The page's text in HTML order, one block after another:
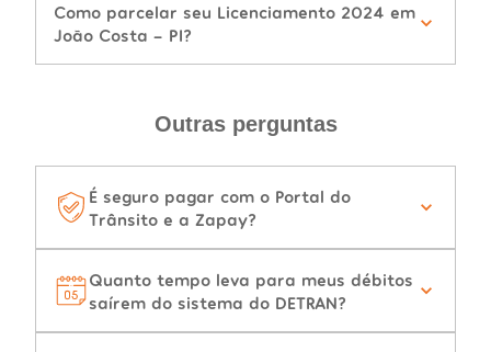
Como parcelar seu Licenciamento 2024 em
João Costa - PI?
Outras perguntas
É seguro pagar com o Portal do
Trânsito e a Zapay?
Quanto tempo leva para meus débitos
saírem do sistema do DETRAN?